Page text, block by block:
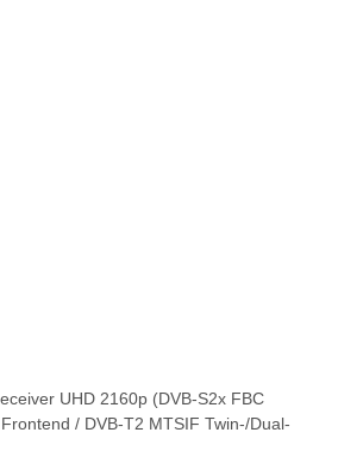
UHD 2160p (DVB-S2x FBC
/ DVB-T2 MTSIF Twin-/Dual-